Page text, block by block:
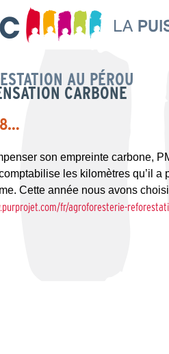
AU PÉROU
CARBONE
son empreinte carbone,
comptabilise les kilomètres qu’il
Cette année nous avons
fr/agroforesterie-